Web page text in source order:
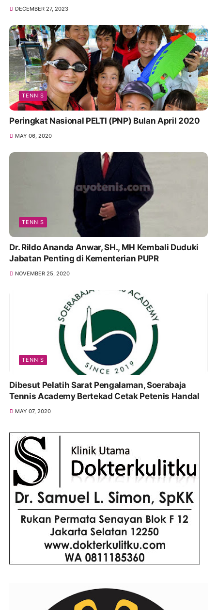
DECEMBER 27, 2023
TENNIS
Peringkat Nasional PELTI (PNP) Bulan April 2020
MAY 06, 2020
TENNIS
Dr. Rildo Ananda Anwar, SH., MH Kembali Duduki
Jabatan Penting di Kementerian PUPR
NOVEMBER 25, 2020
TENNIS
Dibesut Pelatih Sarat Pengalaman, Soerabaja
Tennis Academy Bertekad Cetak Petenis Handal
MAY 07, 2020